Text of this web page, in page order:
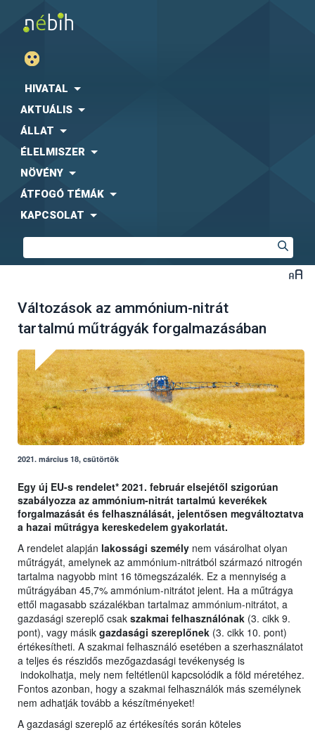
HIVATAL
AKTUÁLIS
ÁLLAT
ÉLELMISZER
NÖVÉNY
ÁTFOGÓ TÉMÁK
KAPCSOLAT
Változások az ammónium-nitrát
tartalmú műtrágyák forgalmazásában
2021. március 18, csütörtök
Egy új EU-s rendelet* 2021. február elsejétől szigorúan
szabályozza az ammónium-nitrát tartalmú keverékek
forgalmazását és felhasználását, jelentősen megváltoztatva
a hazai műtrágya kereskedelem gyakorlatát.
A rendelet alapján lakossági személy nem vásárolhat olyan
műtrágyát, amelynek az ammónium-nitrátból származó nitrogén
tartalma nagyobb mint 16 tömegszázalék. Ez a mennyiség a
műtrágyában 45,7% ammónium-nitrátot jelent. Ha a műtrágya
ettől magasabb százalékban tartalmaz ammónium-nitrátot, a
gazdasági szereplő csak szakmai felhasználónak (3. cikk 9.
pont), vagy másik gazdasági szereplőnek (3. cikk 10. pont)
értékesítheti. A szakmai felhasználó esetében a szerhasználatot
a teljes és részidős mezőgazdasági tevékenység is
indokolhatja, mely nem feltétlenül kapcsolódik a föld méretéhez.
Fontos azonban, hogy a szakmai felhasználók más személynek
nem adhatják tovább a készítményeket!
A gazdasági szereplő az értékesítés során köteles